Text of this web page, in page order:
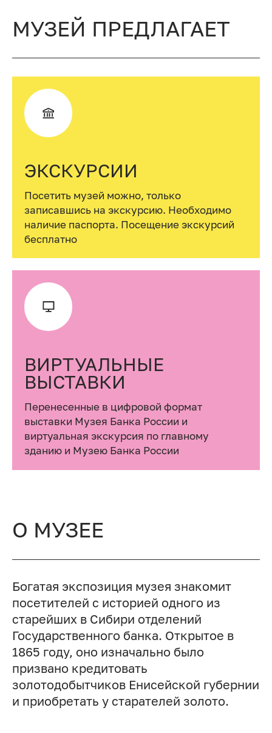
МУЗЕЙ ПРЕДЛАГАЕТ
ЭКСКУРСИИ
Посетить музей можно, только
записавшись на экскурсию. Необходимо
наличие паспорта. Посещение экскурсий
бесплатно
ВИРТУАЛЬНЫЕ
ВЫСТАВКИ
Перенесенные в цифровой формат
выставки Музея Банка России и
виртуальная экскурсия по главному
зданию и Музею Банка России
О МУЗЕЕ
Богатая экспозиция музея знакомит
посетителей с историей одного из
старейших в Сибири отделений
Государственного банка. Открытое в
1865 году, оно изначально было
призвано кредитовать
золотодобытчиков Енисейской губернии
и приобретать у старателей золото.